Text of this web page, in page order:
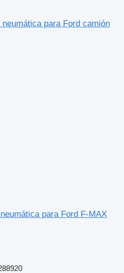
para Ford camión
para Ford F-MAX